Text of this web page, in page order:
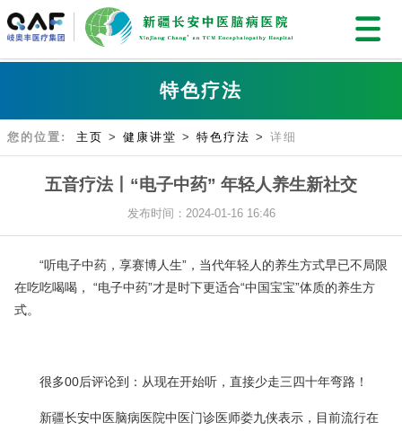
特色疗法
您的位置: 主页 > 健康讲堂 > 特色疗法 > 详细
五音疗法丨“电子中药” 年轻人养生新社交
发布时间：2024-01-16 16:46
“听电子中药，享赛博人生”，当代年轻人的养生方式早已不局限
在吃吃喝喝， “电子中药”才是时下更适合“中国宝宝”体质的养生方
式。
很多00后评论到：从现在开始听，直接少走三四十年弯路！
新疆长安中医脑病医院中医门诊医师娄九侠表示，目前流行在